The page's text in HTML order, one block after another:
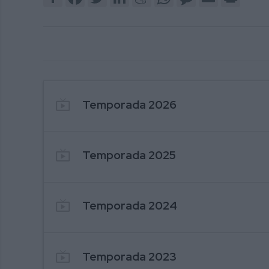
Temporada 2026
Temporada 2025
Temporada 2024
Temporada 2023